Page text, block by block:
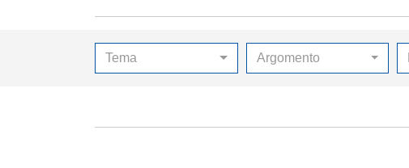
Tema Argomento